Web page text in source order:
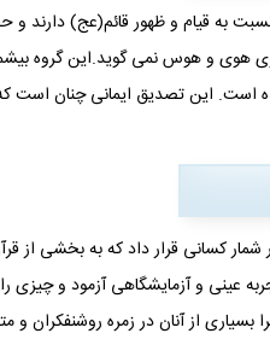
به قیام و ظهور قائم(عج) دارند و
هوی ‏و هوس نمی ‏گوید.این گروه
این تصدیق ایمانی چنان است
کسانی قرار داد که به بخشی از
عینی و آزمایشگاهی آزمود و
بسیاری از آنان در زمره